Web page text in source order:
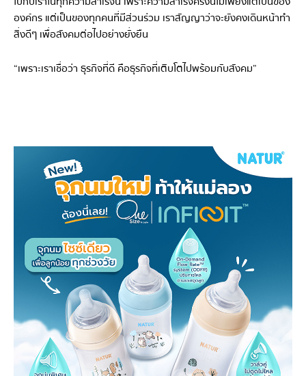
องค์กร แต่เป็นของทุกคนที่มีส่วนร่วม เราสัญญาว่าจะยังคงเดินหน้าทำ
สิ่งดีๆ เพื่อสังคมต่อไปอย่างยั่งยืน
“เพราะเราเชื่อว่า ธุรกิจที่ดี คือธุรกิจที่เติบโตไปพร้อมกับสังคม”